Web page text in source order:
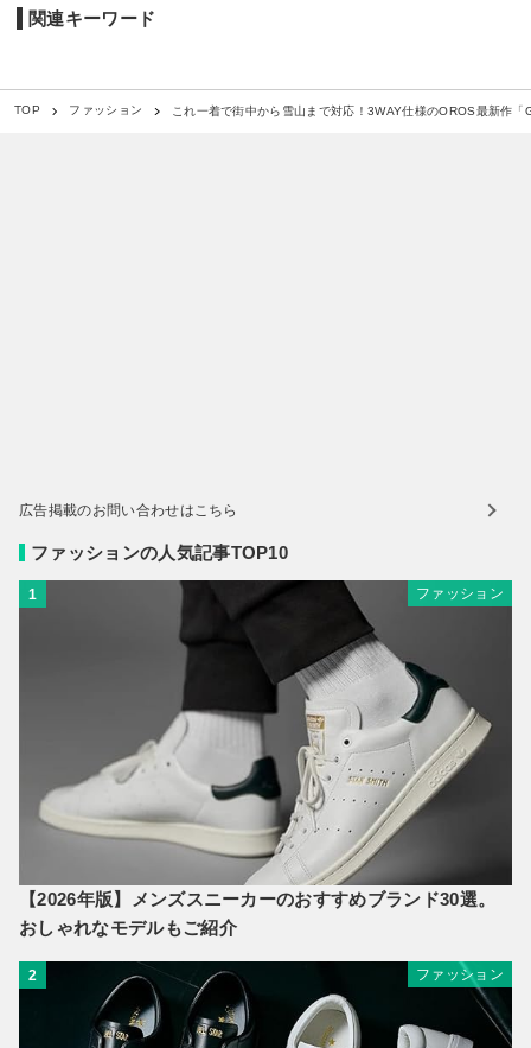
関連キーワード
TOP ファッション これ一着で街中から雪山まで対応！3WAY仕様のOROS最新作「
広告掲載のお問い合わせはこちら
ファッションの人気記事TOP10
1 ファッション
【2026年版】メンズスニーカーのおすすめブランド30選。
おしゃれなモデルもご紹介
2 ファッション